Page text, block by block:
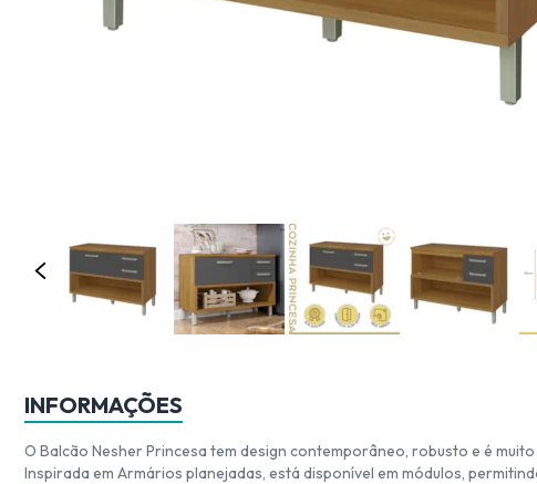
INFORMAÇÕES
O Balcão Nesher Princesa tem design contemporâneo, robusto e é
Inspirada em Armários planejadas, está disponível em módulos,